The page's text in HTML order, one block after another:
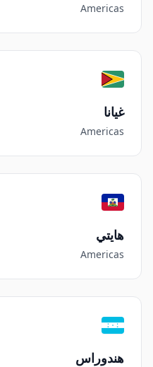
Americas
غيانا
Americas
هايتي
Americas
هندوراس